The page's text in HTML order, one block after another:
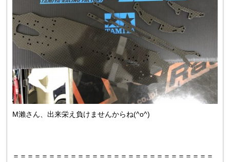
M瀨さん、出来栄え負けませんからね(^o^)
＝＝＝＝＝＝＝＝＝＝＝＝＝＝＝＝＝＝＝＝＝＝＝＝＝＝＝＝